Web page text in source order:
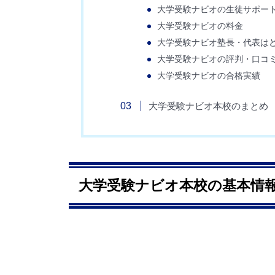
大学受験ナビオの生徒サポート
大学受験ナビオの料金
大学受験ナビオ塾長・代表は
大学受験ナビオの評判・口コ
大学受験ナビオの合格実績
大学受験ナビオ本校のまとめ
大学受験ナビオ本校の基本情